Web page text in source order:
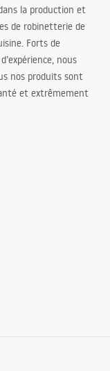
la production et
de robinetterie de
Forts de
nous
nos produits sont
et extrêmement